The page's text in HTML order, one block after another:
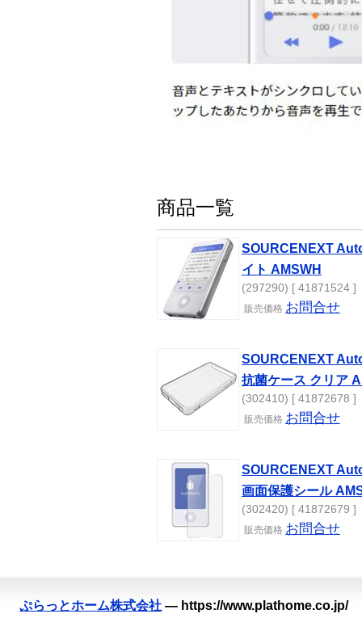
商品一覧
SOURCENEXT
イト AMSWH
(297290) [ 41871524 ]
販売価格 お問合せ
SOURCENEXT
抗菌ケース クリア
(302410) [ 41872678 ]
販売価格 お問合せ
SOURCENEXT
画面保護シール
(302420) [ 41872679 ]
販売価格 お問合せ
ぷらっとホーム株式会社 — https://www.plathome.co.jp/